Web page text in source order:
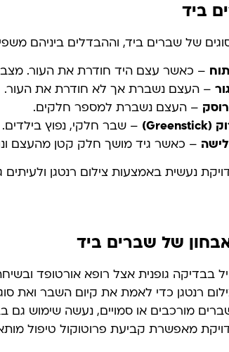
ביד
של שברים ביד, וההבדלים ביניהם
– כאשר עצם היד חודרת את העור. מצב
– העצם נשברת אך לא חודרת את העור.
– העצם נשברת למספר חלקים.
(Greenstick)
– שבר חלקי, נפוץ בילדים.
– כאשר גיד מושך חלק קטן מהעצם
נעשית באמצעות צילום רנטגן
של שברים ביד
בבדיקה גופנית אצל רופא אורטופד
רנטגן כדי לאמת את קיום השבר ואת
מאפשרת קביעת פרוטוקול טיפול